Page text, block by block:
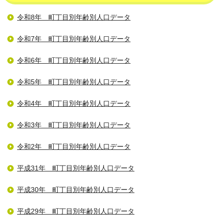
令和8年 町丁目別年齢別人口データ
令和7年 町丁目別年齢別人口データ
令和6年 町丁目別年齢別人口データ
令和5年 町丁目別年齢別人口データ
令和4年 町丁目別年齢別人口データ
令和3年 町丁目別年齢別人口データ
令和2年 町丁目別年齢別人口データ
平成31年 町丁目別年齢別人口データ
平成30年 町丁目別年齢別人口データ
平成29年 町丁目別年齢別人口データ